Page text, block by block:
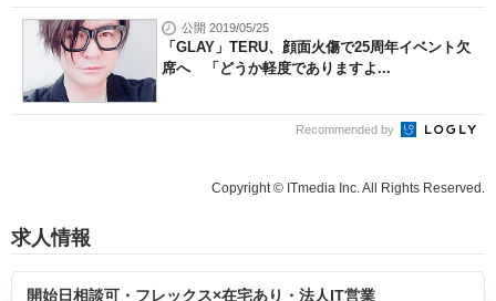
公開 2019/05/25
「GLAY」TERU、顔面火傷で25周年イベント欠
席へ 「どうか軽度でありますよ...
Recommended by
Copyright © ITmedia Inc. All Rights Reserved.
求人情報
開始日相談可・フレックス×在宅あり・法人IT営業